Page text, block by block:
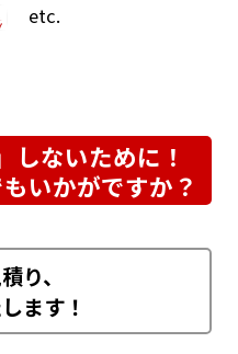
etc.
しないために！
いかがですか？
り、
ます！